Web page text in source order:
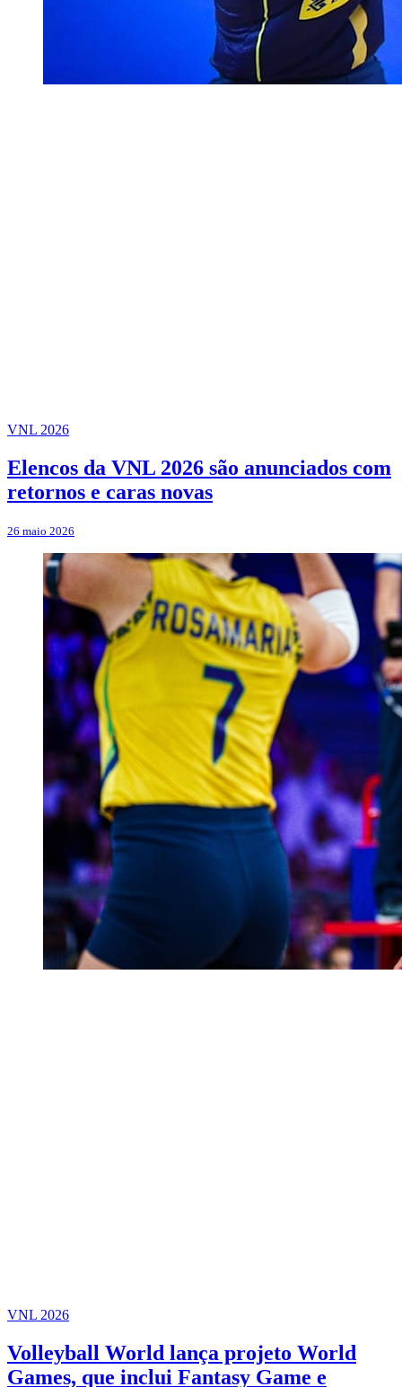
VNL 2026
Elencos da VNL 2026 são anunciados com
retornos e caras novas
26 maio 2026
VNL 2026
Volleyball World lança projeto World
Games, que inclui Fantasy Game e